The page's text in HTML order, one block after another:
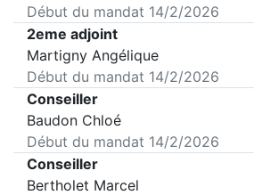
Début du mandat 14/2/2026
2eme adjoint
Martigny Angélique
Début du mandat 14/2/2026
Conseiller
Baudon Chloé
Début du mandat 14/2/2026
Conseiller
Bertholet Marcel